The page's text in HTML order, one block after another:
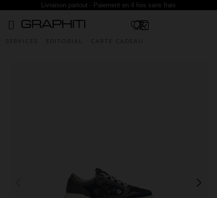
Livraison partout - Paiement en 4 fois sans frais
SERVICES EDITORIAL CARTE CADEAU